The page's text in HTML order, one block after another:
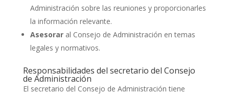
Administración sobre las reuniones y proporcionarles
la información relevante.
Asesoraral Consejo de Administración en temas
legales y normativos.
Responsabilidades del secretario del Consejo
de Administración
El secretario del Consejo de Administración tiene